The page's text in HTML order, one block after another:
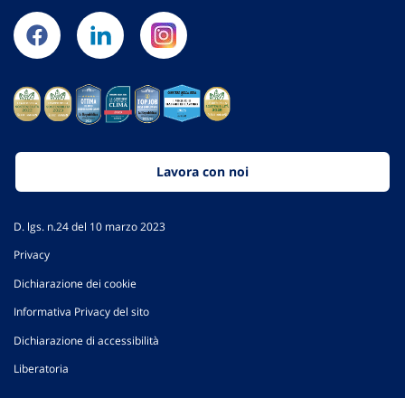
Lavora con noi
D. lgs. n.24 del 10 marzo 2023
Privacy
Dichiarazione dei cookie
Informativa Privacy del sito
Dichiarazione di accessibilità
Liberatoria